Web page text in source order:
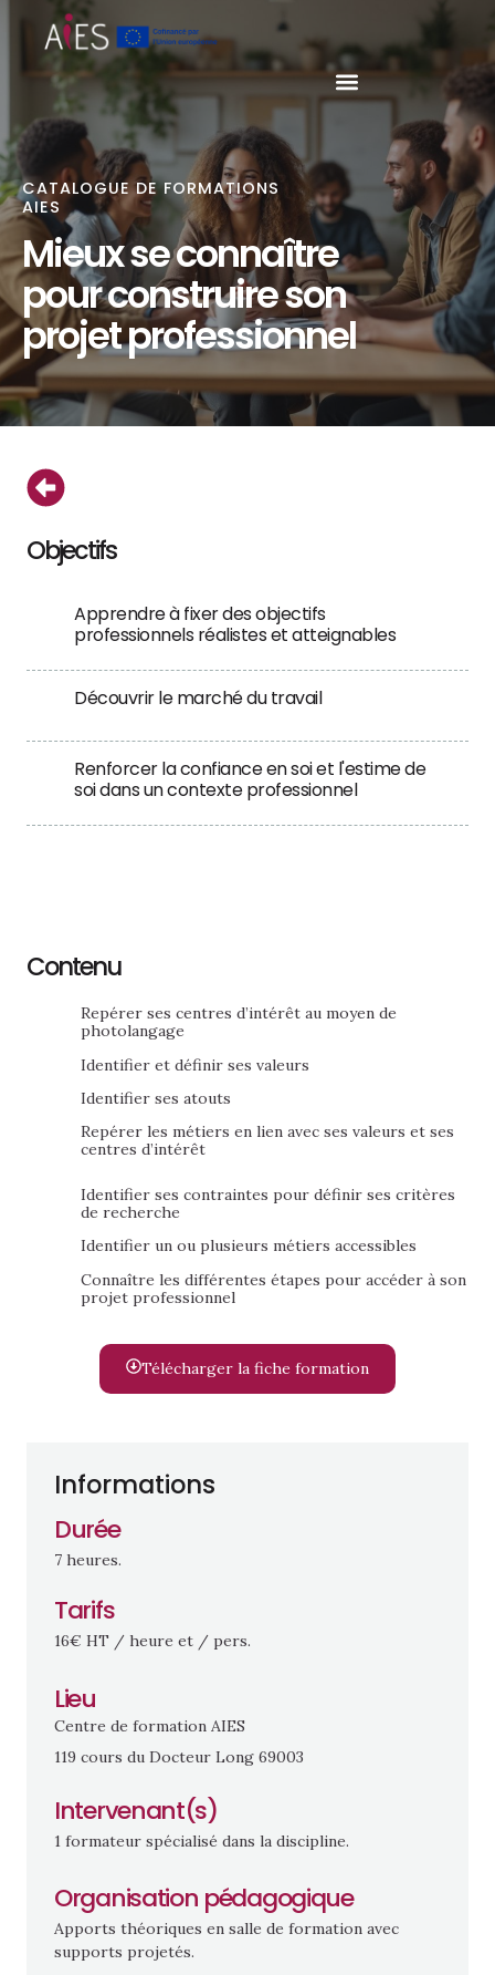
CATALOGUE DE FORMATIONS
AIES
Mieux se connaître
pour construire son
projet professionnel
Objectifs
Apprendre à fixer des objectifs
professionnels réalistes et atteignables
Découvrir le marché du travail
Renforcer la confiance en soi et l'estime de
soi dans un contexte professionnel
Contenu
Repérer ses centres d’intérêt au moyen de
photolangage
Identifier et définir ses valeurs
Identifier ses atouts
Repérer les métiers en lien avec ses valeurs et ses
centres d’intérêt
Identifier ses contraintes pour définir ses critères
de recherche
Identifier un ou plusieurs métiers accessibles
Connaître les différentes étapes pour accéder à son
projet professionnel
Télécharger la fiche formation
Informations
Durée
7 heures.
Tarifs
16€ HT / heure et / pers.
Lieu
Centre de formation AIES
119 cours du Docteur Long 69003
Intervenant(s)
1 formateur spécialisé dans la discipline.
Organisation pédagogique
Apports théoriques en salle de formation avec
supports projetés.